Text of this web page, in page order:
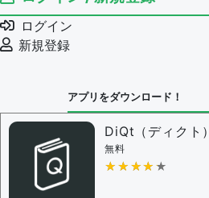
ログイン
新規登録
アプリをダウンロード！
DiQt（ディクト）
無料
★★★★★
★★★★★